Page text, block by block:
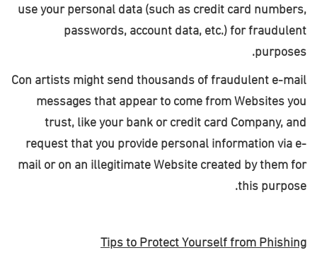
use your personal data (such as credit card numbers,
passwords, account data, etc.) for fraudulent
purposes
.
Con artists might send thousands of fraudulent e-mail
messages that appear to come from Websites you
trust, like your bank or credit card Company, and
request that you provide personal information via e-
mail or on an illegitimate Website created by them for
this purpose
.
Tips to Protect Yourself from Phishing